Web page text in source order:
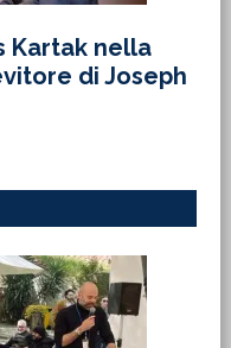
Kartak nella
di Joseph